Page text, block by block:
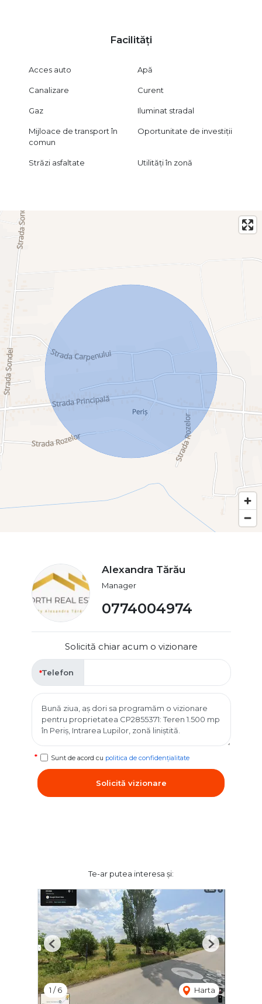
Facilități
Acces auto Apă
Canalizare Curent
Gaz Iluminat stradal
Mijloace de transport în
comun
Oportunitate de investiții
Străzi asfaltate Utilități în zonă
Alexandra Tărău
Manager
0774004974
Solicită chiar acum o vizionare
Telefon
Sunt de acord cu politica de confidențialitate
Solicită vizionare
Te-ar putea interesa și:
1 /6 Harta
Previous Next